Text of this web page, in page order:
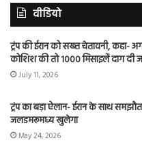
वीडियो
ट्रंप की ईरान को सख्त चेतावनी, कहा-
कोशिश की तो 1000 मिसाइलें दाग दी
July 11, 2026
ट्रंप का बड़ा ऐलान- ईरान के साथ
जलडमरूमध्य खुलेगा
May 24, 2026